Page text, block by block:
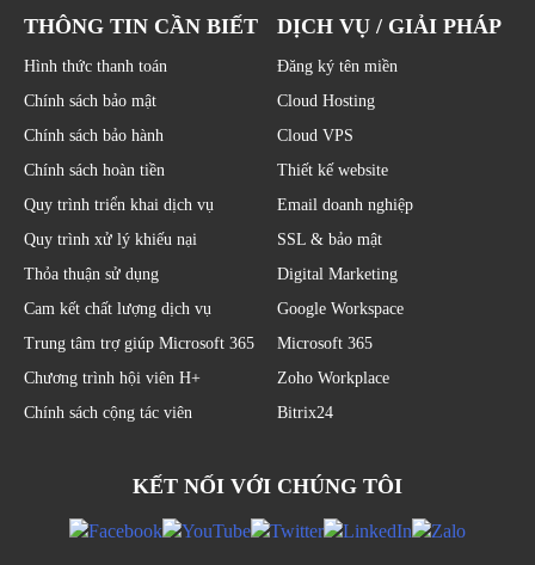
THÔNG TIN CẦN BIẾT
Hình thức thanh toán
Chính sách bảo mật
Chính sách bảo hành
Chính sách hoàn tiền
Quy trình triển khai dịch vụ
Quy trình xử lý khiếu nại
Thỏa thuận sử dụng
Cam kết chất lượng dịch vụ
Trung tâm trợ giúp Microsoft 365
Chương trình hội viên H+
Chính sách cộng tác viên
DỊCH VỤ / GIẢI PHÁP
Đăng ký tên miền
Cloud Hosting
Cloud VPS
Thiết kế website
Email doanh nghiệp
SSL & bảo mật
Digital Marketing
Google Workspace
Microsoft 365
Zoho Workplace
Bitrix24
KẾT NỐI VỚI CHÚNG TÔI